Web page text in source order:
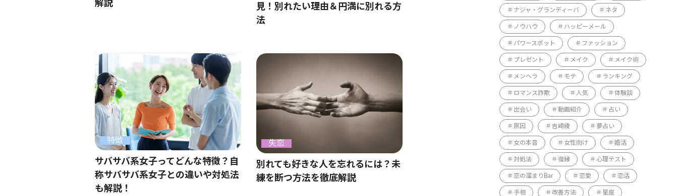
解説
見！別れたい理由＆円満に別れる方
法
特徴
サバサバ系女子ってどんな特徴？自
称サバサバ系女子との違いや対処法
も解説！
失恋
別れても好きな人を忘れるには？未
練を断つ方法を徹底解説
ナジャ・グランディーバ ネタ
ノウハウ ハッピーメール
パワースポット ファッション
プレゼント メイク メイク術
メンヘラ モテ ランキング
ロマンス詐欺 人気 体験談
出会い 動画紹介 占い
原因 吉崎綾 夢占い
女の本音 女性向け 婚活
対処法 復縁 心理テスト
恋の溜まりBar 恋愛 恋活
手相 改善方法 星座